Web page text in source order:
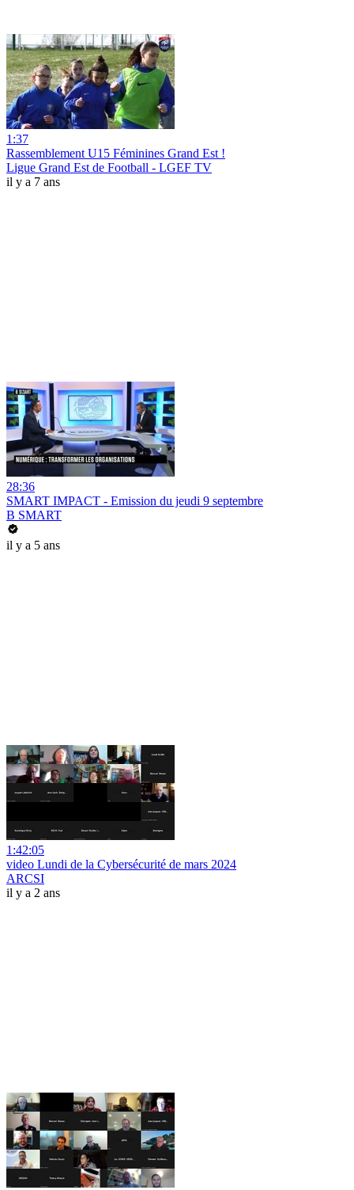
1:37
Rassemblement U15 Féminines Grand Est !
Ligue Grand Est de Football - LGEF TV
il y a 7 ans
28:36
SMART IMPACT - Emission du jeudi 9 septembre
B SMART
il y a 5 ans
1:42:05
video Lundi de la Cybersécurité de mars 2024
ARCSI
il y a 2 ans